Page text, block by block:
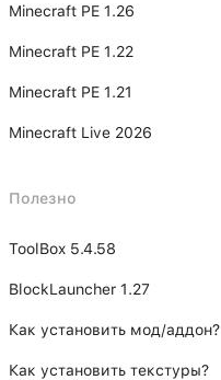
Minecraft PE 1.26
Minecraft PE 1.22
Minecraft PE 1.21
Minecraft Live 2026
Полезно
ToolBox 5.4.58
BlockLauncher 1.27
Как установить мод/аддон?
Как установить текстуры?